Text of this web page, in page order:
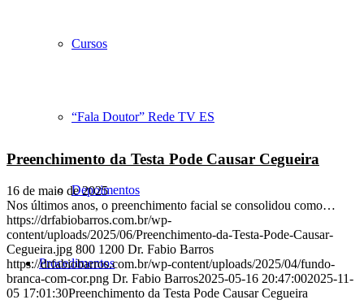
Cursos
“Fala Doutor” Rede TV ES
Depoimentos
Procedimentos
Preenchimento da Testa Pode Causar Cegueira
16 de maio de 2025
Nos últimos anos, o preenchimento facial se consolidou como…
https://drfabiobarros.com.br/wp-
content/uploads/2025/06/Preenchimento-da-Testa-Pode-Causar-
Cegueira.jpg 800 1200 Dr. Fabio Barros
https://drfabiobarros.com.br/wp-content/uploads/2025/04/fundo-
branca-com-cor.png Dr. Fabio Barros2025-05-16 20:47:002025-11-
05 17:01:30Preenchimento da Testa Pode Causar Cegueira